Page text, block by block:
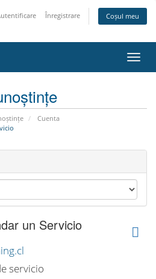
Înregistrare Coșul meu
Cuenta
un Servicio
servicio